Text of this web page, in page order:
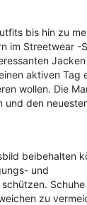
bis hin zu
im Streetwear -
aktiven Tag
wollen. Die
und den
beibehalten
und
Schuhe
zu